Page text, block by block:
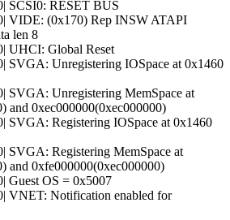
SCSI0: RESET BUS
VIDE: (0x170) Rep INSW ATAPI
len 8
UHCI: Global Reset
SVGA: Unregistering IOSpace at 0x1460
SVGA: Unregistering MemSpace at
and 0xec000000(0xec000000)
SVGA: Registering IOSpace at 0x1460
SVGA: Registering MemSpace at
and 0xfe000000(0xec000000)
Guest OS = 0x5007
VNET: Notification enabled for